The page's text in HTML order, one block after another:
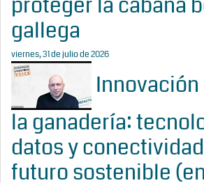
gallega
viernes, 31 de julio de 2026
la ganadería:
datos y
futuro sostenible